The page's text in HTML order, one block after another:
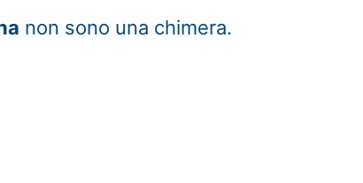
non sono una chimera.